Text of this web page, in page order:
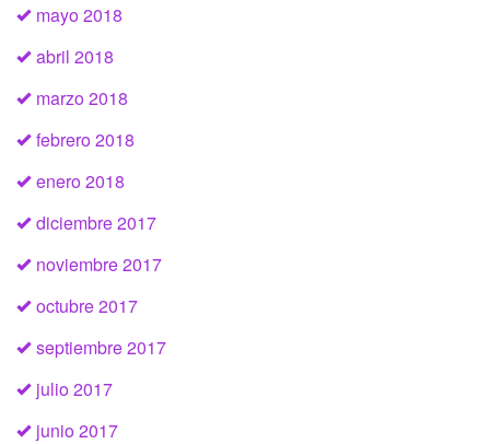
mayo 2018
abril 2018
marzo 2018
febrero 2018
enero 2018
diciembre 2017
noviembre 2017
octubre 2017
septiembre 2017
julio 2017
junio 2017